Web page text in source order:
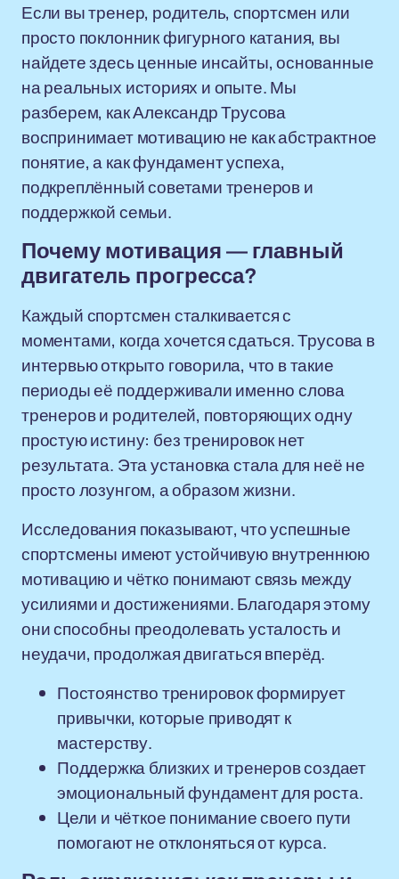
Если вы тренер, родитель, спортсмен или
просто поклонник фигурного катания, вы
найдете здесь ценные инсайты, основанные
на реальных историях и опыте. Мы
разберем, как Александр Трусова
воспринимает мотивацию не как абстрактное
понятие, а как фундамент успеха,
подкреплённый советами тренеров и
поддержкой семьи.
Почему мотивация — главный
двигатель прогресса?
Каждый спортсмен сталкивается с
моментами, когда хочется сдаться. Трусова в
интервью открыто говорила, что в такие
периоды её поддерживали именно слова
тренеров и родителей, повторяющих одну
простую истину: без тренировок нет
результата. Эта установка стала для неё не
просто лозунгом, а образом жизни.
Исследования показывают, что успешные
спортсмены имеют устойчивую внутреннюю
мотивацию и чётко понимают связь между
усилиями и достижениями. Благодаря этому
они способны преодолевать усталость и
неудачи, продолжая двигаться вперёд.
Постоянство тренировок формирует
привычки, которые приводят к
мастерству.
Поддержка близких и тренеров создает
эмоциональный фундамент для роста.
Цели и чёткое понимание своего пути
помогают не отклоняться от курса.